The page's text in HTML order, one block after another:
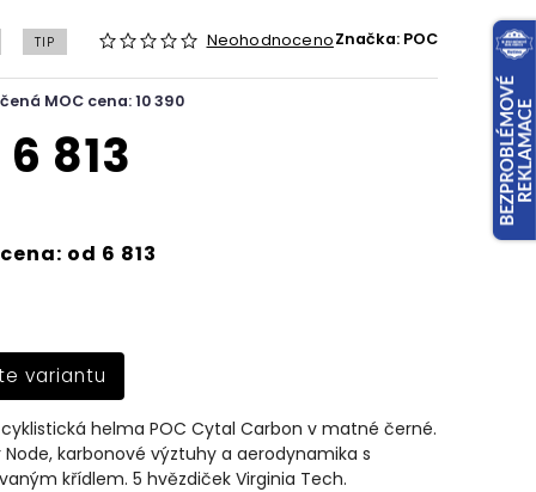
TIP NeohodnocenoZnačka: POC
MOC cena: 10 390
6 813
od 6 813
variantu
helma POC Cytal Carbon v matné černé.
Node, karbonové výztuhy a aerodynamika s
křídlem. 5 hvězdiček Virginia Tech.